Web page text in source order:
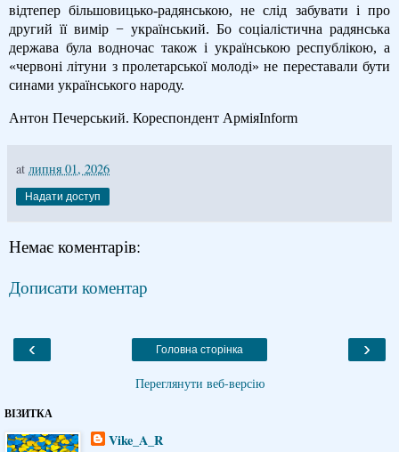
відтепер більшовицько-радянською, не слід забувати і про
другий її вимір − український. Бо соціалістична радянська
держава була водночас також і українською республікою, а
«червоні літуни з пролетарської молоді» не переставали бути
синами українського народу.
Антон Печерський. Кореспондент АрміяInform
at липня 01, 2026
Надати доступ
Немає коментарів:
Дописати коментар
‹ ›
Головна сторінка
Переглянути веб-версію
ВІЗИТКА
Vike_A_R